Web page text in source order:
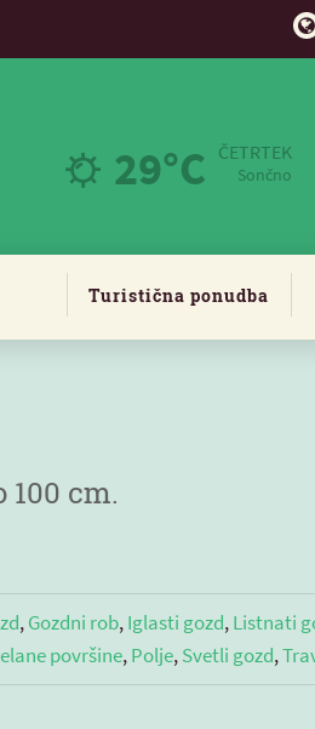
29°C ČETRTEK
Sončno
Turistična ponudba
100 cm.
,Gozdni rob,Iglasti gozd,Listnati
površine,Polje,Svetli gozd,